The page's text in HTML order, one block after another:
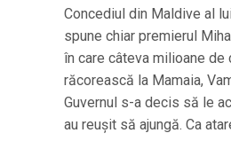
Concediul din Maldive al
spune chiar premierul
în care câteva milioane
răcorească la Mamaia,
Guvernul s-a decis să le
au reuşit să ajungă. Ca